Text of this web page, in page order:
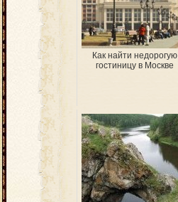
Как найти недорогую
гостиницу в Москве